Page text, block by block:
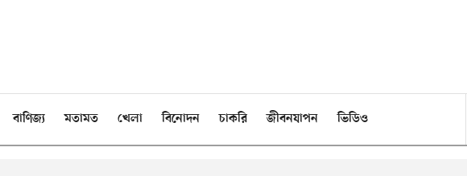
বাণিজ্য মতামত খেলা বিনোদন চাকরি জীবনযাপন ভিডিও